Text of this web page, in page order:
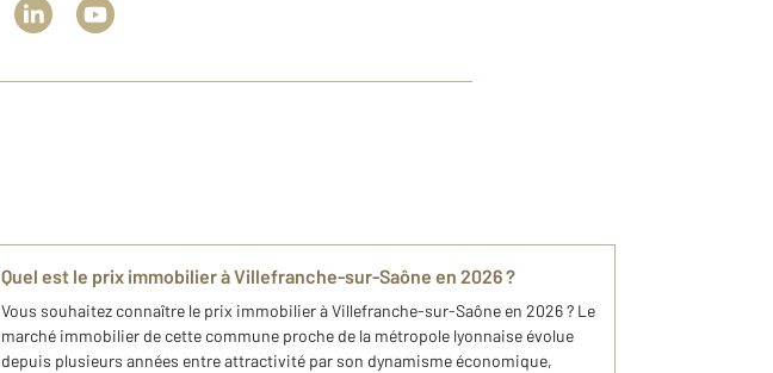
Quel est le prix immobilier à Villefranche-sur-Saône en 2026 ?
Vous souhaitez connaître le prix immobilier à Villefranche-sur-Saône en 2026 ? Le
marché immobilier de cette commune proche de la métropole lyonnaise évolue
depuis plusieurs années entre attractivité par son dynamisme économique,